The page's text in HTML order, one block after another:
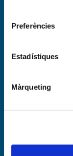
Preferències
Estadístiques
Màrqueting